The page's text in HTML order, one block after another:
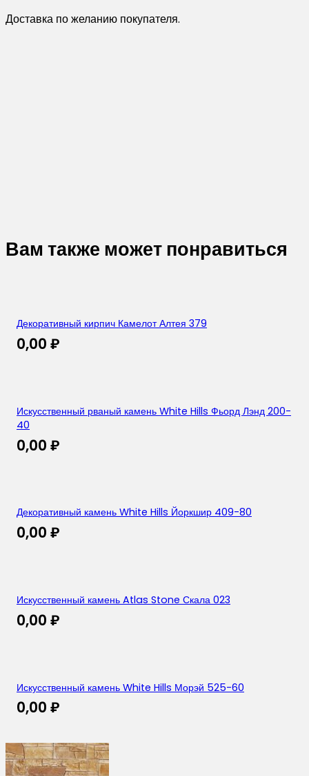
Доставка по желанию покупателя.
Вам также может понравиться
Декоративный кирпич Камелот Алтея 379
0,00 ₽
Искусственный рваный камень White Hills Фьорд Лэнд 200-
40
0,00 ₽
Декоративный камень White Hills Йоркшир 409-80
0,00 ₽
Искусственный камень Atlas Stone Скала 023
0,00 ₽
Искусственный камень White Hills Морэй 525-60
0,00 ₽